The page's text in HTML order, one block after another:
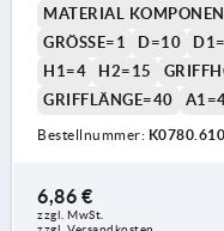
MATERIAL
GRÖSSE=1
D=10
H1=4
H2=15
GRIFFLÄNGE=40
Bestellnummer:
6,86 €
zzgl. MwSt.